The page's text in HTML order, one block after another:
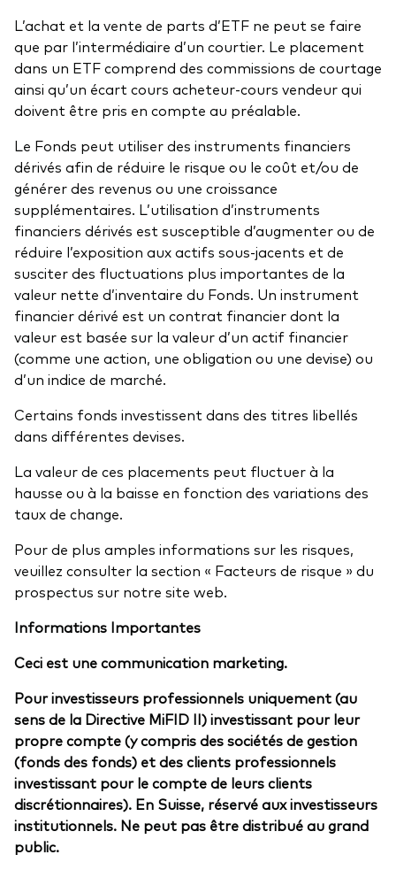
L’achat et la vente de parts d’ETF ne peut se faire
que par l’intermédiaire d’un courtier. Le placement
dans un ETF comprend des commissions de courtage
ainsi qu’un écart cours acheteur-cours vendeur qui
doivent être pris en compte au préalable.
Le Fonds peut utiliser des instruments financiers
dérivés afin de réduire le risque ou le coût et/ou de
générer des revenus ou une croissance
supplémentaires. L’utilisation d’instruments
financiers dérivés est susceptible d’augmenter ou de
réduire l’exposition aux actifs sous-jacents et de
susciter des fluctuations plus importantes de la
valeur nette d’inventaire du Fonds. Un instrument
financier dérivé est un contrat financier dont la
valeur est basée sur la valeur d’un actif financier
(comme une action, une obligation ou une devise) ou
d’un indice de marché.
Certains fonds investissent dans des titres libellés
dans différentes devises.
La valeur de ces placements peut fluctuer à la
hausse ou à la baisse en fonction des variations des
taux de change.
Pour de plus amples informations sur les risques,
veuillez consulter la section « Facteurs de risque » du
prospectus sur notre site web.
Informations Importantes
Ceci est une communication marketing.
Pour investisseurs professionnels uniquement (au
sens de la Directive MiFID II) investissant pour leur
propre compte (y compris des sociétés de gestion
(fonds des fonds) et des clients professionnels
investissant pour le compte de leurs clients
discrétionnaires). En Suisse, réservé aux investisseurs
institutionnels. Ne peut pas être distribué au grand
public.